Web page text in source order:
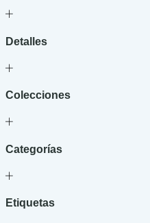
Detalles
Colecciones
Categorías
Etiquetas